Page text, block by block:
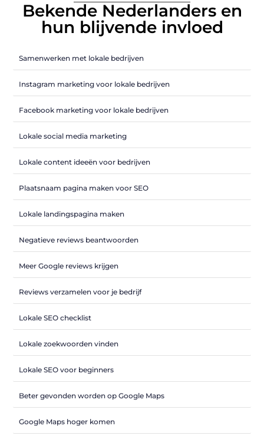
Bekende Nederlanders en
hun blijvende invloed
Samenwerken met lokale bedrijven
Instagram marketing voor lokale bedrijven
Facebook marketing voor lokale bedrijven
Lokale social media marketing
Lokale content ideeën voor bedrijven
Plaatsnaam pagina maken voor SEO
Lokale landingspagina maken
Negatieve reviews beantwoorden
Meer Google reviews krijgen
Reviews verzamelen voor je bedrijf
Lokale SEO checklist
Lokale zoekwoorden vinden
Lokale SEO voor beginners
Beter gevonden worden op Google Maps
Google Maps hoger komen